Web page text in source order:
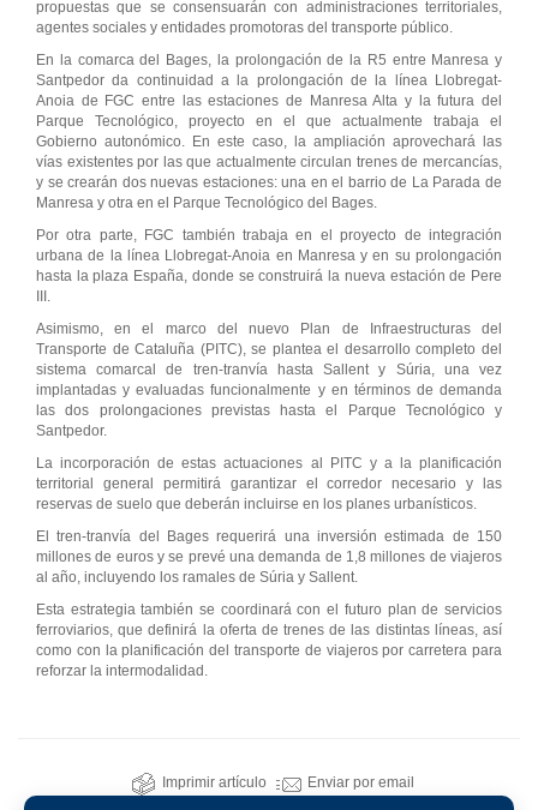
propuestas que se consensuarán con administraciones territoriales,
agentes sociales y entidades promotoras del transporte público.
En la comarca del Bages, la prolongación de la R5 entre Manresa y
Santpedor da continuidad a la prolongación de la línea Llobregat-
Anoia de FGC entre las estaciones de Manresa Alta y la futura del
Parque Tecnológico, proyecto en el que actualmente trabaja el
Gobierno autonómico. En este caso, la ampliación aprovechará las
vías existentes por las que actualmente circulan trenes de mercancías,
y se crearán dos nuevas estaciones: una en el barrio de La Parada de
Manresa y otra en el Parque Tecnológico del Bages.
Por otra parte, FGC también trabaja en el proyecto de integración
urbana de la línea Llobregat-Anoia en Manresa y en su prolongación
hasta la plaza España, donde se construirá la nueva estación de Pere
III.
Asimismo, en el marco del nuevo Plan de Infraestructuras del
Transporte de Cataluña (PITC), se plantea el desarrollo completo del
sistema comarcal de tren-tranvía hasta Sallent y Súria, una vez
implantadas y evaluadas funcionalmente y en términos de demanda
las dos prolongaciones previstas hasta el Parque Tecnológico y
Santpedor.
La incorporación de estas actuaciones al PITC y a la planificación
territorial general permitirá garantizar el corredor necesario y las
reservas de suelo que deberán incluirse en los planes urbanísticos.
El tren-tranvía del Bages requerirá una inversión estimada de 150
millones de euros y se prevé una demanda de 1,8 millones de viajeros
al año, incluyendo los ramales de Súria y Sallent.
Esta estrategia también se coordinará con el futuro plan de servicios
ferroviarios, que definirá la oferta de trenes de las distintas líneas, así
como con la planificación del transporte de viajeros por carretera para
reforzar la intermodalidad.
Imprimir artículo Enviar por email